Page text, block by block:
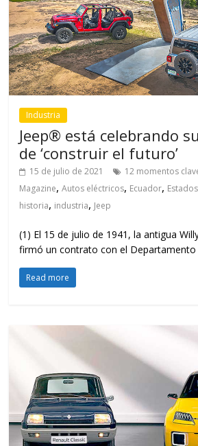
Industria
Jeep® está celebrando
de ‘construir el futuro’
15 de julio de 2021 12 momentos
Magazine,Autos eléctricos, Ecuador,
historia, industria, Jeep
(1) El 15 de julio de 1941, la antigua
firmó un contrato con el Departamento
Read more